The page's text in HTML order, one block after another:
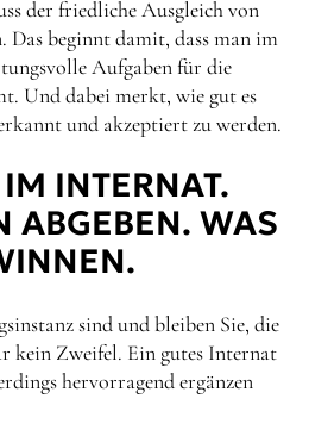
der friedliche Ausgleich von
Das beginnt damit, dass man im
Aufgaben für die
Und dabei merkt, wie gut es
und akzeptiert zu werden.
INTERNAT.
ABGEBEN. WAS
sind und bleiben Sie, die
kein Zweifel. Ein gutes Internat
hervorragend ergänzen